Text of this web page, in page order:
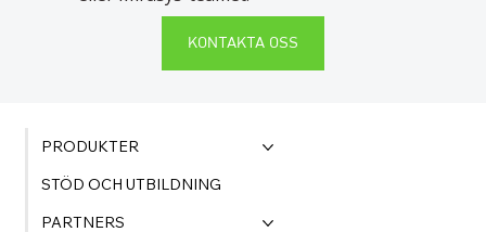
KONTAKTA OSS
PRODUKTER
STÖD OCH UTBILDNING
PARTNERS